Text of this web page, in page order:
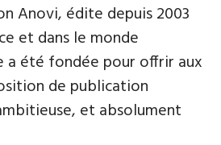
Anovi, édite depuis 2003
et dans le monde
a été fondée pour offrir aux
de publication
et absolument